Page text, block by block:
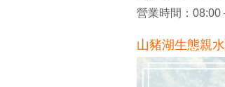
營業時間：08:00
山豬湖生態親